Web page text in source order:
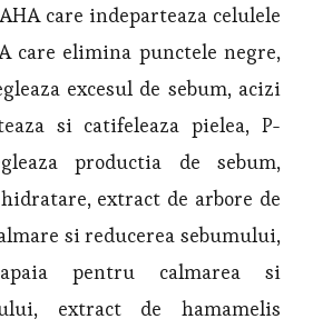
care indeparteaza celulele
care elimina punctele negre,
excesul de sebum, acizi
si catifeleaza pielea, P-
productia de sebum,
extract de arbore de
si reducerea sebumului,
pentru calmarea si
extract de hamamelis